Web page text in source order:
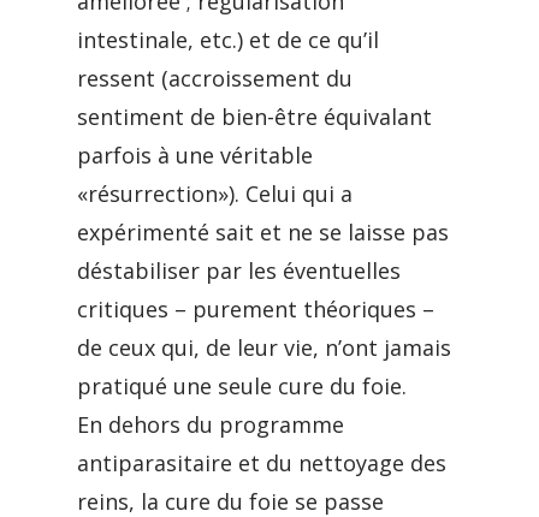
intestinale, etc.) et de ce qu’il
ressent (accroissement du
sentiment de bien-être équivalant
parfois à une véritable
«résurrection»). Celui qui a
expérimenté sait et ne se laisse pas
déstabiliser par les éventuelles
critiques – purement théoriques –
de ceux qui, de leur vie, n’ont jamais
pratiqué une seule cure du foie.
En dehors du programme
antiparasitaire et du nettoyage des
reins, la cure du foie se passe